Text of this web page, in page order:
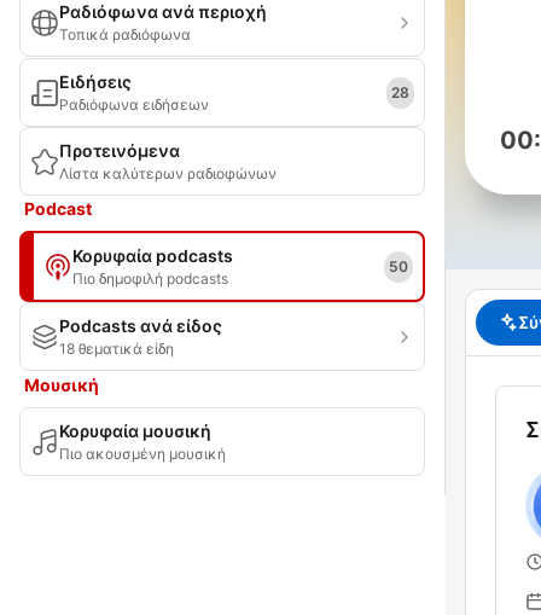
Ραδιόφωνα ανά περιοχή
Τοπικά ραδιόφωνα
Ειδήσεις
Ραδιόφωνα ειδήσεων
28
Προτεινόμενα
Λίστα καλύτερων ραδιοφώνων
Podcast
Κορυφαία podcasts
Πιο δημοφιλή podcasts
50
Podcasts ανά είδος
18 θεματικά είδη
Μουσική
Κορυφαία μουσική
Πιο ακουσμένη μουσική